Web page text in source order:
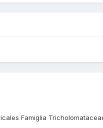
Famiglia